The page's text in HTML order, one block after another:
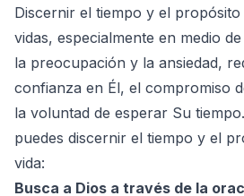
Discernir el tiempo y el
vidas, especialmente en medio
la preocupación y la ansiedad,
confianza en Él, el compromiso
la voluntad de esperar Su
puedes discernir el tiempo y el
vida:
Busca a Dios a través de la